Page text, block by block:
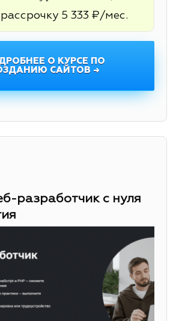
5 333 ₽/мес.
О КУРСЕ ПО
САЙТОВ →
разработчик с нуля